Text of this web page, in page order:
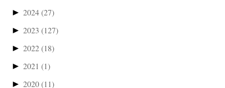
► 2024(27)
► 2023(127)
► 2022(18)
► 2021(1)
► 2020(11)